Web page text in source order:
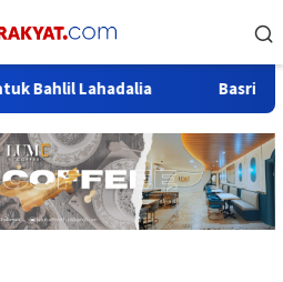
Basri Baco Ajak